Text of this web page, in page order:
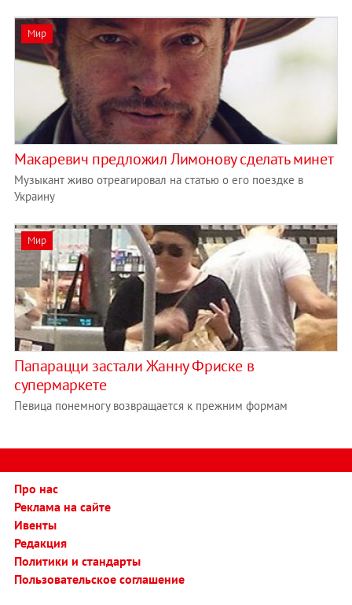
Мир
Макаревич предложил Лимонову сделать минет
Музыкант живо отреагировал на статью о его поездке в
Украину
Мир
Папарацци застали Жанну Фриске в
супермаркете
Певица понемногу возвращается к прежним формам
Про нас
Реклама на сайте
Ивенты
Редакция
Политики и стандарты
Пользовательское соглашение